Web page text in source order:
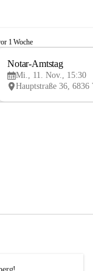
1 Woche
Notar-Amtstag
Mi., 11. Nov., 15:30